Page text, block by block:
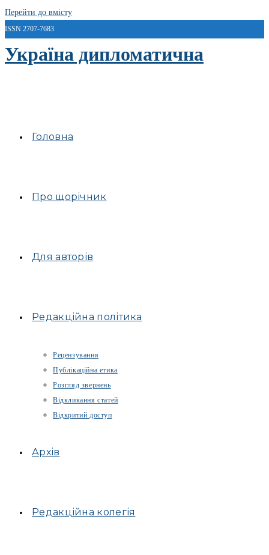
Перейти до вмісту
ISSN 2707-7683
Україна дипломатична
Головна
Про щорічник
Для авторів
Редакційна політика
Рецензування
Публікаційна етика
Розгляд звернень
Відкликання статей
Відкритий доступ
Архів
Редакційна колегія